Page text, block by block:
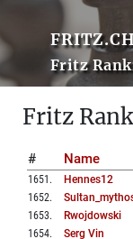
Fritz
Fritz
# Name
1651 . Hennes12
1652.
1653. Rwojdowski
1654. Serg Vin